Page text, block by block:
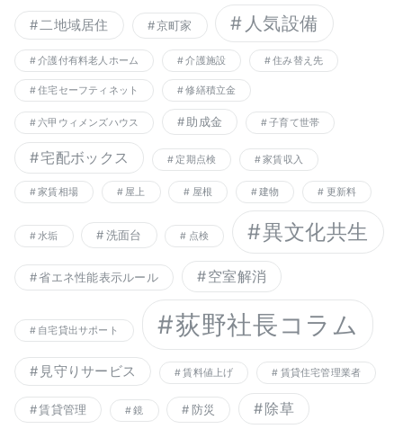
二地域居住 京町家 人気設備
介護付有料老人ホーム 介護施設 住み替え先
住宅セーフティネット 修繕積立金
六甲ウィメンズハウス 助成金 子育て世帯
宅配ボックス 定期点検 家賃収入
家賃相場 屋上 屋根 建物 更新料
水垢 洗面台 点検 異文化共生
省エネ性能表示ルール 空室解消
自宅貸出サポート 荻野社長コラム
見守りサービス 賃料値上げ 賃貸住宅管理業者
賃貸管理 鏡 防災 除草